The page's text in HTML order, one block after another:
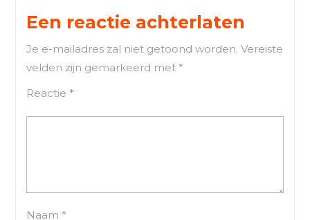
Een reactie achterlaten
Je e-mailadres zal niet getoond worden. Vereiste
velden zijn gemarkeerd met *
Reactie *
Naam *